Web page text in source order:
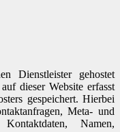
Dienstleister gehostet
dieser Website erfasst
gespeichert. Hierbei
Meta- und
Kontaktdaten, Namen,